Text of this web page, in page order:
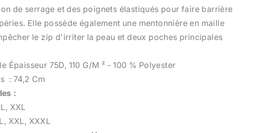
de serrage et des poignets élastiqués pour faire barrière
Elle possède également une mentonnière en maille
le zip d'irriter la peau et deux poches principales
Épaisseur 75D, 110 G/M ² - 100 % Polyester
: 74,2 Cm
:
XXL
XXL, XXXL